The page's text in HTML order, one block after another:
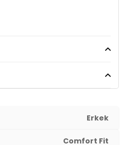
Erkek
Comfort Fit